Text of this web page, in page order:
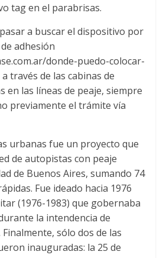
tag en el parabrisas.
a buscar el dispositivo por
adhesión
donde-puedo-colocar-
través de las cabinas de
en las líneas de peaje, siempre
previamente el trámite vía
urbanas fue un proyecto que
de autopistas con peaje
de Buenos Aires, sumando 74
Fue ideado hacia 1976
(1976-1983) que gobernaba
la intendencia de
Finalmente, sólo dos de las
inauguradas: la 25 de